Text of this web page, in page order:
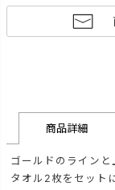
商品詳細
ゴールドのラインと
タオル2枚をセット